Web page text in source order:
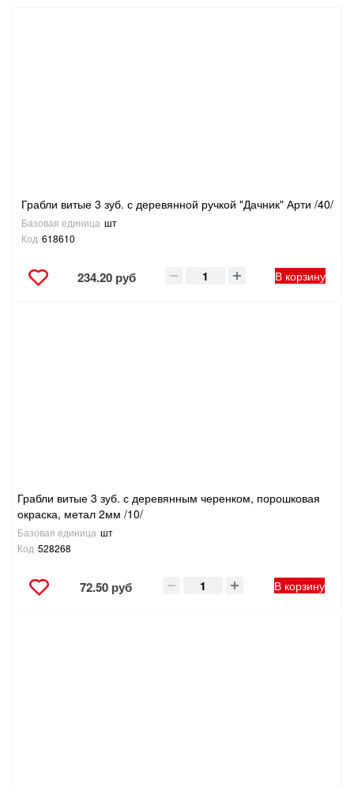
СНЕГОУБОРОЧНЫЙ ИНВЕНТАРЬ
СТРОИТЕЛЬНЫЕ И ОТДЕЛОЧНЫЕ МАТЕРИАЛЫ
ЭЛЕКТРОМОНТАЖНЫЕ ТОВАРЫ, СВЕТОТЕХНИКА
Грабли витые 3 зуб. с деревянной ручкой "Дачник" Арти /40/
Базовая единица шт
Код 618610
234.20 руб В корзину
Грабли витые 3 зуб. с деревянным черенком, порошковая
окраска, метал 2мм /10/
Базовая единица шт
Код 528268
72.50 руб В корзину